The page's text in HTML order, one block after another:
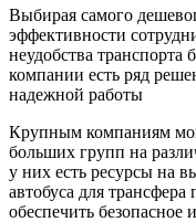
Выбирая самого
эффективности
неудобства
компании есть ряд
надежной работы
Крупным компаниям
больших групп на
у них есть ресурсы на
автобуса для трансфера
обеспечить